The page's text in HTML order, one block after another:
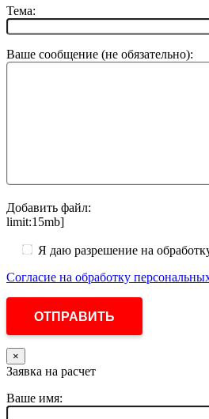
Тема:
Ваше сообщение (не обязательно):
Добавить файл:
limit:15mb]
Я даю разрешение на
Согласие на обработку
×
Заявка на расчет
Ваше имя: